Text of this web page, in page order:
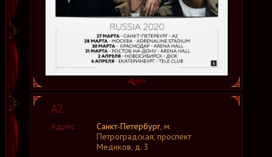
А2
Адрес : Санкт-Петербург, м.
Петроградская, проспект
Медиков, д. 3